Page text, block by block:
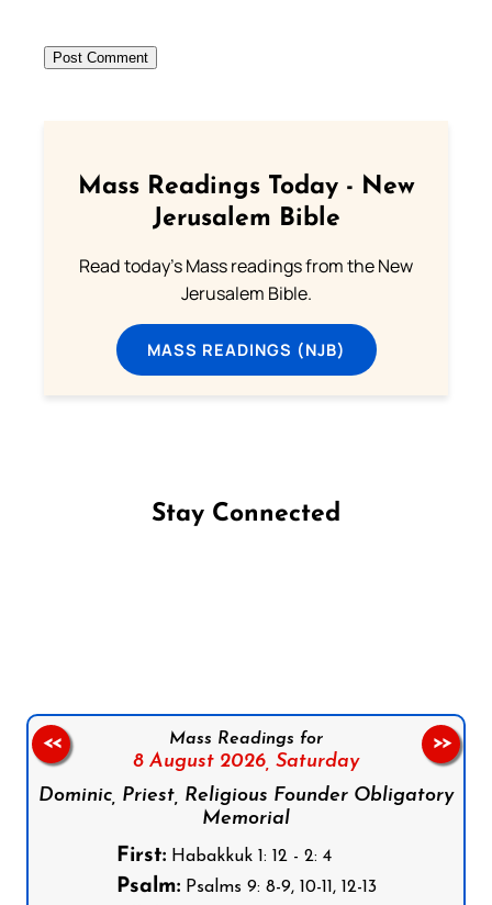
Mass Readings Today - New
Jerusalem Bible
Read today's Mass readings from the New
Jerusalem Bible.
MASS READINGS (NJB)
Stay Connected
Mass Readings for
8 August 2026, Saturday
Dominic, Priest, Religious Founder Obligatory
Memorial
First:Habakkuk 1: 12 - 2: 4
Psalm:Psalms 9: 8-9, 10-11, 12-13
<< >>